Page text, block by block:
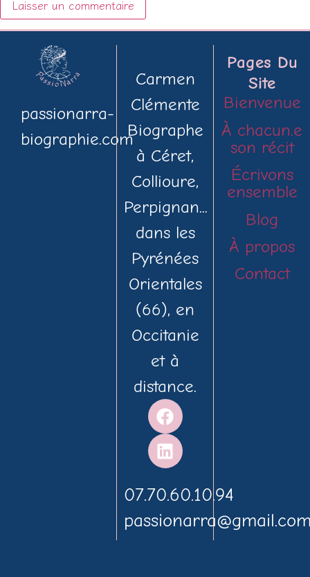
passionarra-
biographie.com
Carmen
Clémente
Biographe
à Céret,
Collioure,
Perpignan...
dans les
Pyrénées
Orientales
(66), en
Occitanie
et à
distance.
07.70.60.10.94
Pages Du
Site
Bienvenue
À chacun.e
son récit
Écrivons
ensemble
Blog
À propos
Contact